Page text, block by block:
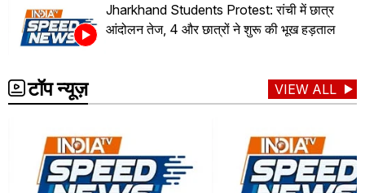
Jharkhand Students Protest: रांची में छात्र
आंदोलन तेज, 4 और छात्रों ने शुरू की भूख हड़ताल
टॉप न्यूज़ VIEW ALL